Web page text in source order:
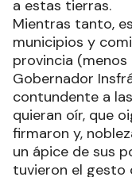
a estas tierras.
Mientras tanto,
municipios y
provincia
Gobernador
contundente a
quieran oír, que
firmaron y,
un ápice de sus
tuvieron el gesto